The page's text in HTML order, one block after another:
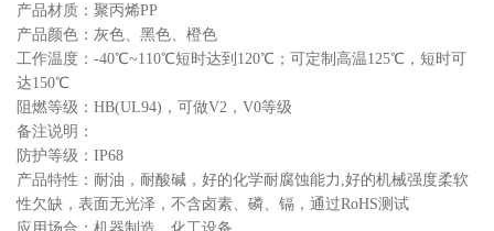
产品材质：聚丙烯PP
产品颜色：灰色、黑色、橙色
工作温度：-40℃~110℃短时达到120℃；可定制高温125℃，短时可
达150℃
阻燃等级：HB(UL94)，可做V2，V0等级
备注说明：
防护等级：IP68
产品特性：耐油，耐酸碱，好的化学耐腐蚀能力,好的机械强度柔软
性欠缺，表面无光泽，不含卤素、磷、镉，通过RoHS测试